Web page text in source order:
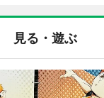
見る・遊ぶ